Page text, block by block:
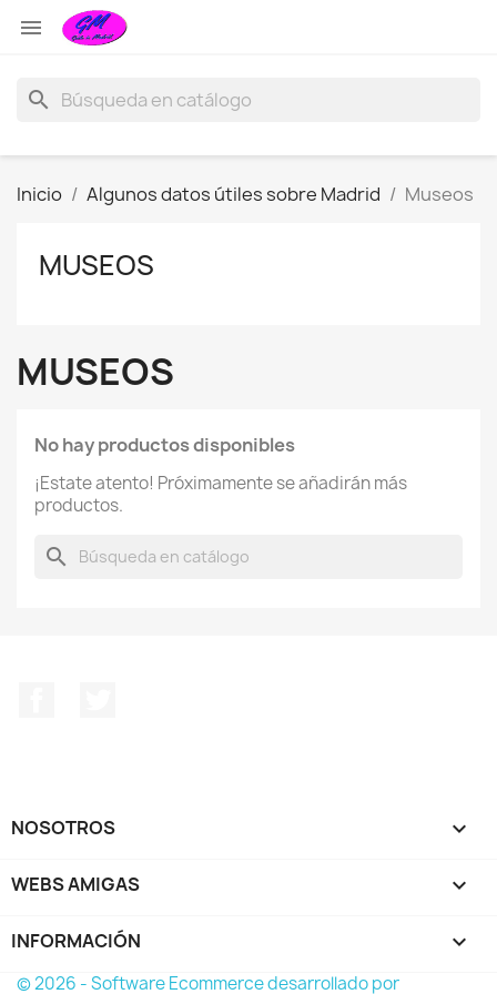

search
Inicio Algunos datos útiles sobre Madrid Museos
MUSEOS
MUSEOS
No hay productos disponibles
¡Estate atento! Próximamente se añadirán más
productos.
search
NOSOTROS 
WEBS AMIGAS 
INFORMACIÓN keyboard_arrow_down
© 2026 - Software Ecommerce desarrollado por